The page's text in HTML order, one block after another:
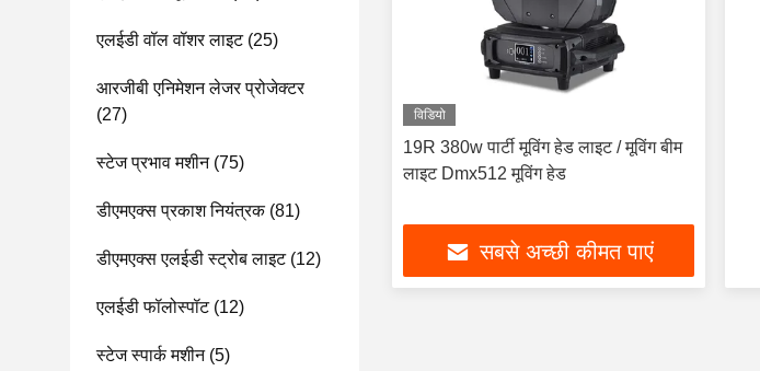
एलईडी वॉल वॉशर लाइट(25)
आरजीबी एनिमेशन लेजर प्रोजेक्टर
(27)
स्टेज प्रभाव मशीन(75)
डीएमएक्स प्रकाश नियंत्रक(81)
डीएमएक्स एलईडी स्ट्रोब लाइट(12)
एलईडी फॉलोस्पॉट(12)
स्टेज स्पार्क मशीन(5)
विडियो
19R 380w पार्टी मूविंग हेड लाइट / मूविंग बीम
लाइट Dmx512 मूविंग हेड
सबसे अच्छी कीमत पाएं